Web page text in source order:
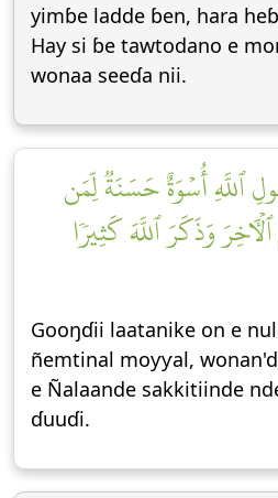
yimɓe ladde ɓen, hara
Hay si ɓe tawtodano e
wonaa seeɗa nii.
ٱللَّهِ أُسۡوَةٌ حَسَنَةٞ لِّمَن
وَذَكَرَ ٱللَّهَ كَثِيرٗا
Gooŋɗii laatanike on e
ñemtinal moƴƴal,
e Ñalaande sakkitiinde
ɗuuɗi.